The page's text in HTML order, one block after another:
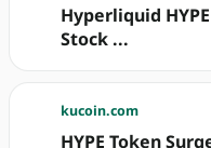
Hyperliquid
Stock ...
kucoin.com
HYPE Token